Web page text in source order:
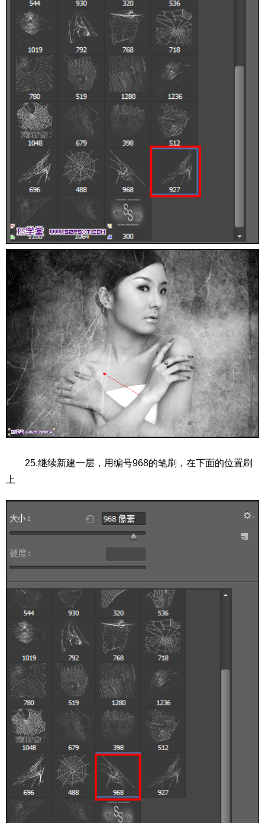
25.继续新建一层，用编号968的笔刷，在下面的位置刷
上